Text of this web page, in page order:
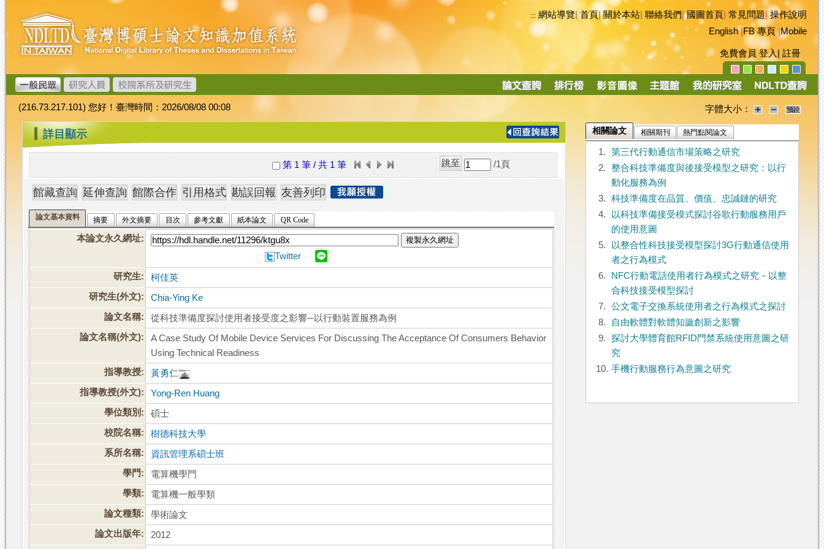
跳
到
主
要
內
容
臺
灣
博
碩
士
論
文
加
值
系
統
::: 網站導覽|首頁|關於本站 聯絡我們|國圖首頁 常見問題|操作說明
English|FB 專頁|Mobile
免費會員 登入 註冊
導
(216.73.217.101) 您好！臺灣時間：2026/08/08 00:08 字體大小：
::: 詳目顯示
第 1 筆 / 共 1 筆 /1 頁
論文基本資料 摘要 外文摘要 目次 參考文獻 紙本論文 QR Code
本論文永久網址: 複製永久網址
Twitter
研究生:
柯佳英
研究生(外文):
Chia-Ying Ke
論文名稱:
從科技準備度探討使用者接受度之影響─以行動裝置服務為例
論文名稱(外文):
A Case Study Of Mobile Device Services For Discussing The Acceptance Of Consumers Behavior
Using Technical Readiness
指導教授:
黃勇仁
指導教授(外文):
Yong-Ren Huang
學位類別:
碩士
校院名稱:
樹德科技大學
系所名稱:
資訊管理系碩士班
學門:
電算機學門
學類:
電算機一般學類
論文種類:
學術論文
論文出版年:
2012
相關論文 相關期刊 熱門點閱論文
1.
第三代行動通信市場策略之研究
2.
整合科技準備度與後接受模型之研究：以行
動化服務為例
3.
科技準備度在品質、價值、忠誠鏈的研究
4.
以科技準備接受模式探討谷歌行動服務用戶
的使用意圖
5.
以整合性科技接受模型探討3G行動通信使用
者之行為模式
6.
NFC行動電話使用者行為模式之研究－以整
合科技接受模型探討
7.
公文電子交換系統使用者之行為模式之探討
8.
自由軟體對軟體知識創新之影響
9.
探討大學體育館RFID門禁系統使用意圖之研
究
10. 手機行動服務行為意圖之研究